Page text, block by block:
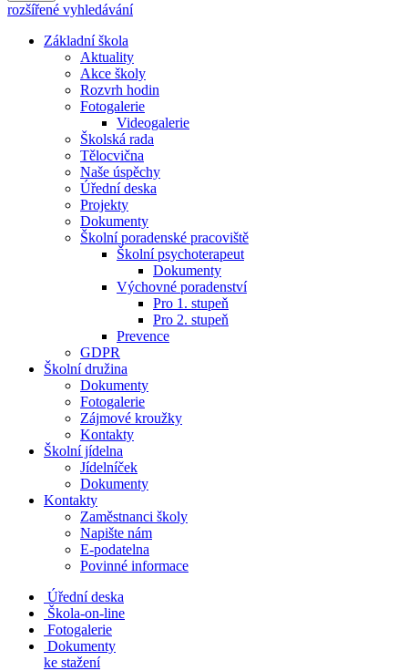
rozšířené vyhledávání
Základní škola
Aktuality
Akce školy
Rozvrh hodin
Fotogalerie
Videogalerie
Školská rada
Tělocvična
Naše úspěchy
Úřední deska
Projekty
Dokumenty
Školní poradenské pracoviště
Školní psychoterapeut
Dokumenty
Výchovné poradenství
Pro 1. stupeň
Pro 2. stupeň
Prevence
GDPR
Školní družina
Dokumenty
Fotogalerie
Zájmové kroužky
Kontakty
Školní jídelna
Jídelníček
Dokumenty
Kontakty
Zaměstnanci školy
Napište nám
E-podatelna
Povinné informace
Úřední deska
Škola-on-line
Fotogalerie
Dokumenty
ke stažení